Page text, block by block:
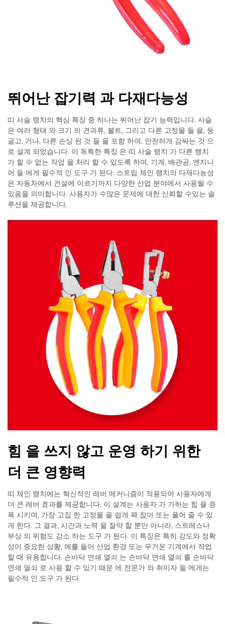
뛰어난 잡기력 과 다재다능성
띠 사슬 랭치의 핵심 특징 중 하나는 뛰어난 잡기 능력입니다. 사슬
은 여러 형태 와 크기 의 견과류, 볼트, 그리고 다른 고정물 들 을, 둥
글고, 거나, 다른 손상 된 것 들 을 포함 하여, 안전하게 감싸는 것 으
로 설계 되었습니다. 이 독특한 특징 은 띠 사슬 랭치 가 다른 랭치
가 할 수 없는 작업 을 처리 할 수 있도록 하여, 기계, 배관공, 엔지니
어 들 에게 필수적 인 도구 가 된다. 스트립 체인 랭치의 다재다능성
은 자동차에서 건설에 이르기까지 다양한 산업 분야에서 사용될 수
있음을 의미합니다. 사용자가 수많은 문제에 대한 신뢰할 수있는 솔
루션을 제공합니다.
힘 을 쓰지 않고 운영 하기 위한
더 큰 영향력
띠 체인 랭치에는 혁신적인 레버 메커니즘이 적용되어 사용자에게
더 큰 레버 효과를 제공합니다. 이 설계는 사용자 가 가하는 힘 을 증
폭 시키며, 가장 고집 한 고정물 을 쉽게 꽉 잡아 또는 풀어 줄 수 있
게 한다. 그 결과, 시간과 노력 을 절약 할 뿐만 아니라, 스트레스나
부상 의 위험도 감소 하는 도구 가 된다. 이 특징은 특히 강도와 정확
성이 중요한 상황, 예를 들어 산업 환경 또는 무거운 기계에서 작업
할 때 유용합니다. 손바닥 연쇄 열쇠 는 손바닥 연쇄 열쇠 를 손바닥
연쇄 열쇠 로 사용 할 수 있기 때문 에 전문가 와 취미자 들 에게는
필수적 인 도구 가 된다.